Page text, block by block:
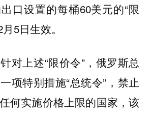
口设置的每桶60美元的“限
5日生效。
对上述“限价令”，俄罗斯总
项特别措施“总统令”，禁止
何实施价格上限的国家，该